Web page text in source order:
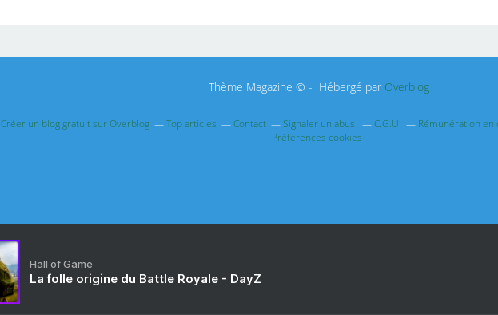
Thème Magazine © - Hébergé par Overblog
Créer un blog gratuit sur Overblog Top articles Contact Signaler un abus C.G.U. Rémunération
Préférences cookies
Hall of Game
La folle origine du Battle Royale - DayZ